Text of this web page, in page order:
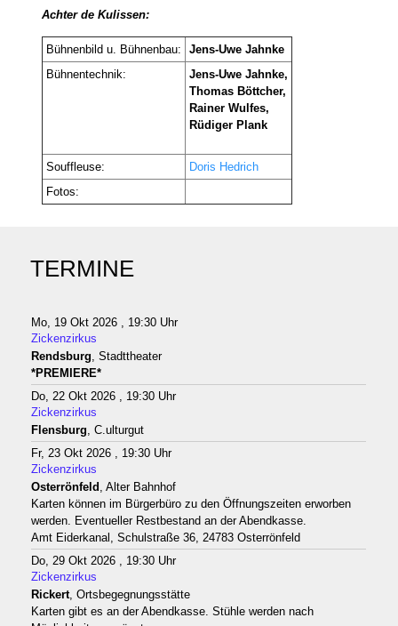
Achter de Kulissen:
Bühnenbild u. Bühnenbau:
Jens-Uwe Jahnke
Bühnentechnik:
Jens-Uwe Jahnke,
Thomas Böttcher,
Rainer Wulfes,
Rüdiger Plank
Souffleuse:
Doris Hedrich
Fotos:
TERMINE
Mo, 19 Okt 2026 , 19:30 Uhr
Zickenzirkus
Rendsburg, Stadttheater
*PREMIERE*
Do, 22 Okt 2026 , 19:30 Uhr
Zickenzirkus
Flensburg, C.ulturgut
Fr, 23 Okt 2026 , 19:30 Uhr
Zickenzirkus
Osterrönfeld , Alter Bahnhof
Karten können im Bürgerbüro zu den Öffnungszeiten erworben
werden. Eventueller Restbestand an der Abendkasse.
Amt Eiderkanal, Schulstraße 36, 24783 Osterrönfeld
Do, 29 Okt 2026 , 19:30 Uhr
Zickenzirkus
Rickert, Ortsbegegnungsstätte
Karten gibt es an der Abendkasse. Stühle werden nach